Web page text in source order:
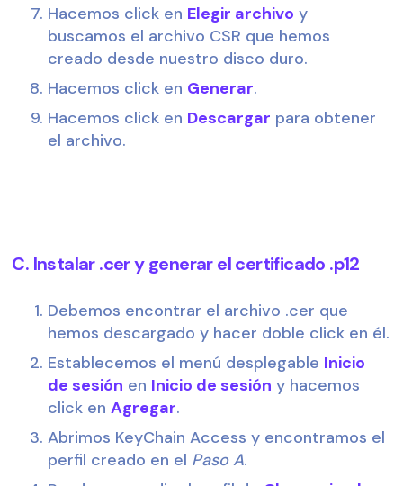
Hacemos click en Elegir archivo y
buscamos el archivo CSR que hemos
creado desde nuestro disco duro.
Hacemos click en Generar.
Hacemos click en Descargar para obtener
el archivo.
C. Instalar .cer y generar el certificado .p12
Debemos encontrar el archivo .cer que
hemos descargado y hacer doble click en él.
Establecemos el menú desplegable Inicio
de sesión en Inicio de sesión y hacemos
click en Agregar.
Abrimos KeyChain Access y encontramos el
perfil creado en el Paso A.